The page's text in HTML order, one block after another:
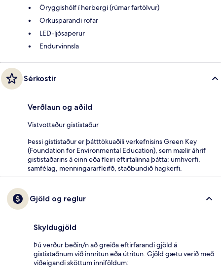
Öryggishólf í herbergi (rúmar fartölvur)
Orkusparandi rofar
LED-ljósaperur
Endurvinnsla
Sérkostir
Verðlaun og aðild
Vistvottaður gististaður
Þessi gististaður er þátttökuaðili verkefnisins Green Key
(Foundation for Environmental Education), sem mælir áhrif
gististaðarins á einn eða fleiri eftirtalinna þátta: umhverfi,
samfélag, menningararfleifð, staðbundið hagkerfi.
Gjöld og reglur
Skyldugjöld
Þú verður beðin/n að greiða eftirfarandi gjöld á
gististaðnum við innritun eða útritun. Gjöld gætu verið með
viðeigandi sköttum inniföldum: